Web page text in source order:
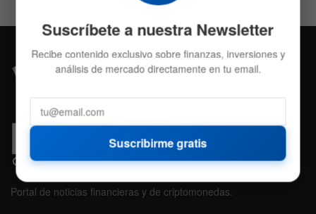
Portal de noticias financieras y de criptomonedas.
Suscríbete a nuestra Newsletter
Recibe contenido exclusivo sobre finanzas, inversiones y
análisis de mercado directamente en tu email.
Suscribirme gratis